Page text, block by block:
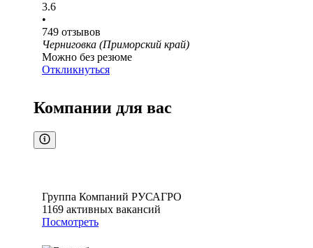
3.6
•
749 отзывов
Черниговка (Приморский край)
Можно без резюме
Откликнуться
Компании для вас
Группа Компаний РУСАГРО
1169 активных вакансий
Посмотреть